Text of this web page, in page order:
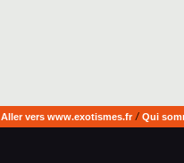
Aller vers www.exotismes.fr/ Qui